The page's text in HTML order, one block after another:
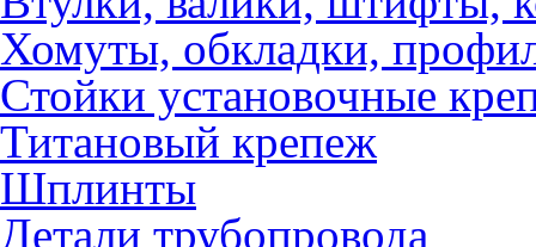
Хомуты, обкладки,
Стойки установочные
Титановый крепеж
Шплинты
Детали трубопровода